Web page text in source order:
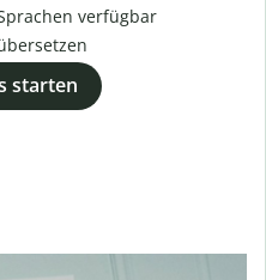
verfügbar
starten